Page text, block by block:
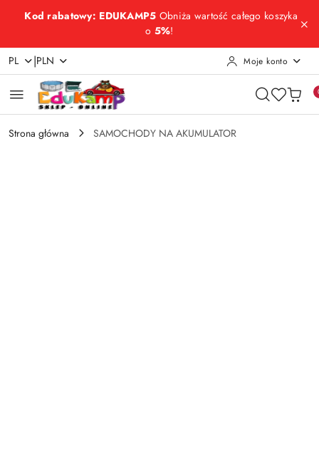
Przejdź do treści głównej
Przejdź do wyszukiwarki
Przejdź do moje konto
Przejdź do menu głównego
Przejdź do opisu produktu
Przejdź do stopki
Kod rabatowy: EDUKAMP5 Obniża wartość całego koszyka
o 5%!
PL |PLN Moje konto
Strona główna SAMOCHODY NA AKUMULATOR